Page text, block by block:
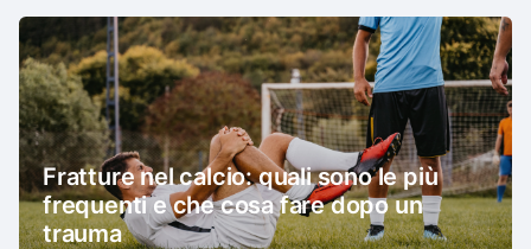
Fratture nel calcio: quali sono le più
frequenti e che cosa fare dopo un
trauma